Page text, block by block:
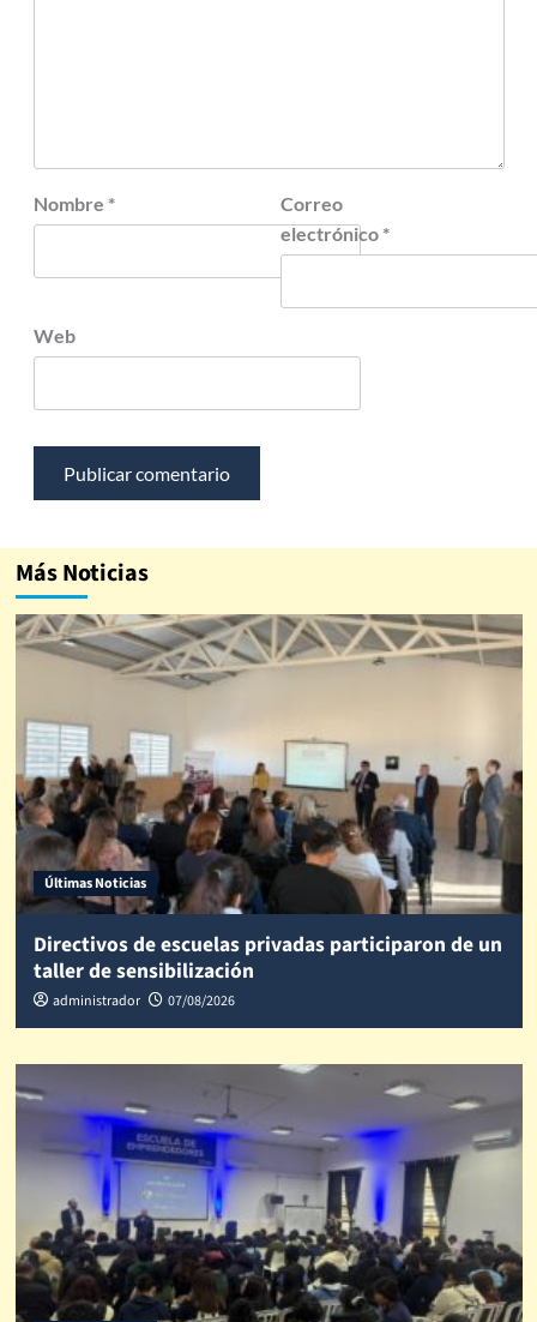
Nombre *
Correo
electrónico *
Web
Más Noticias
Últimas Noticias
Directivos de escuelas privadas participaron de un
taller de sensibilización
administrador 07/08/2026